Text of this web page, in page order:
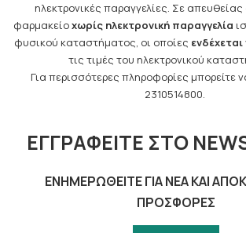
ηλεκτρονικές παραγγελίες. Σε
φαρμακείοχωρίς ηλεκτρονική παραγγελία
φυσικού καταστήματος, οι οποίες ενδέχεται
τις τιμές του ηλεκτρονικού
Για περισσότερες πληροφορίες μπορείτε
2310514800.
ΕΓΓΡΑΦΕΊΤΕ ΣΤΟ
ΕΝΗΜΕΡΩΘΕΊΤΕ ΓΙΑ ΝΈΑ ΚΑΙ
ΠΡΟΣΦΟΡΈΣ